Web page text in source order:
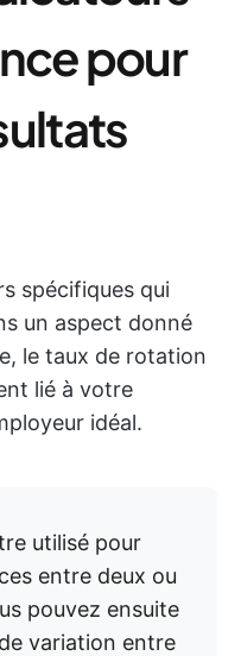
pour
spécifiques qui
un aspect donné
le taux de rotation
lié à votre
idéal.
utilisé pour
entre deux ou
pouvez ensuite
variation entre